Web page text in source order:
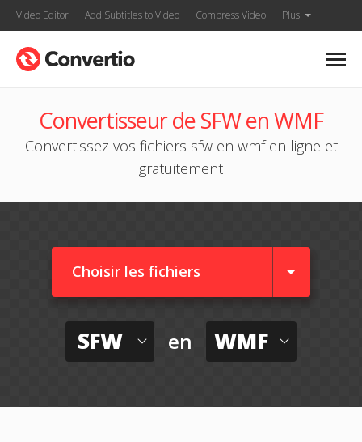
Video Editor Add Subtitles to Video Compress Video Plus
Convertisseur de SFW en WMF
Convertissez vos fichiers sfw en wmf en ligne et
gratuitement
Choisir les fichiers
SFW en WMF